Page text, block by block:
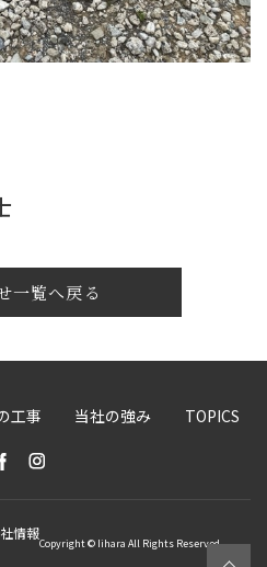
一覧へ戻る
工事 当社の強み TOPICS
情報
Copyright © Iihara All Rights Reserved.